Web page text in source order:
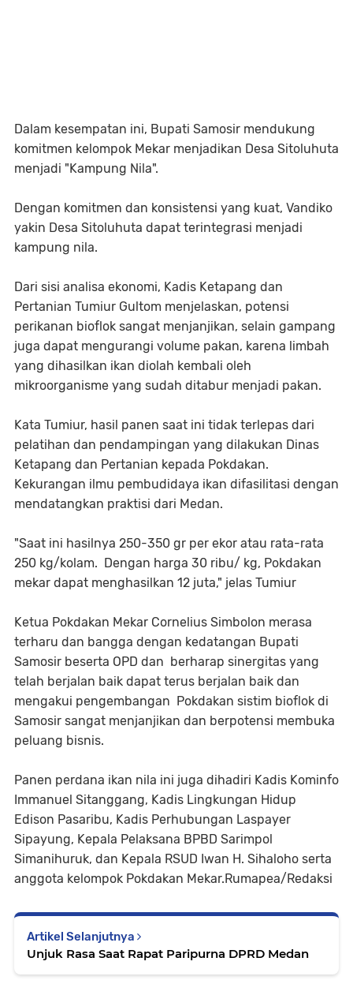
Dalam kesempatan ini, Bupati Samosir mendukung
komitmen kelompok Mekar menjadikan Desa Sitoluhuta
menjadi "Kampung Nila".
Dengan komitmen dan konsistensi yang kuat, Vandiko
yakin Desa Sitoluhuta dapat terintegrasi menjadi
kampung nila.
Dari sisi analisa ekonomi, Kadis Ketapang dan
Pertanian Tumiur Gultom menjelaskan, potensi
perikanan bioflok sangat menjanjikan, selain gampang
juga dapat mengurangi volume pakan, karena limbah
yang dihasilkan ikan diolah kembali oleh
mikroorganisme yang sudah ditabur menjadi pakan.
Kata Tumiur, hasil panen saat ini tidak terlepas dari
pelatihan dan pendampingan yang dilakukan Dinas
Ketapang dan Pertanian kepada Pokdakan.
Kekurangan ilmu pembudidaya ikan difasilitasi dengan
mendatangkan praktisi dari Medan.
"Saat ini hasilnya 250-350 gr per ekor atau rata-rata
250 kg/kolam. Dengan harga 30 ribu/ kg, Pokdakan
mekar dapat menghasilkan 12 juta," jelas Tumiur
Ketua Pokdakan Mekar Cornelius Simbolon merasa
terharu dan bangga dengan kedatangan Bupati
Samosir beserta OPD dan berharap sinergitas yang
telah berjalan baik dapat terus berjalan baik dan
mengakui pengembangan Pokdakan sistim bioflok di
Samosir sangat menjanjikan dan berpotensi membuka
peluang bisnis.
Panen perdana ikan nila ini juga dihadiri Kadis Kominfo
Immanuel Sitanggang, Kadis Lingkungan Hidup
Edison Pasaribu, Kadis Perhubungan Laspayer
Sipayung, Kepala Pelaksana BPBD Sarimpol
Simanihuruk, dan Kepala RSUD Iwan H. Sihaloho serta
anggota kelompok Pokdakan Mekar.Rumapea/Redaksi
Artikel Selanjutnya
Unjuk Rasa Saat Rapat Paripurna DPRD Medan